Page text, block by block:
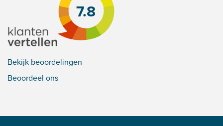
7.8
Bekijk beoordelingen
Beoordeel ons